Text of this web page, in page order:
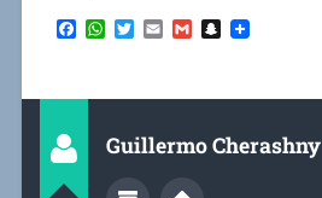
Facebook
WhatsApp
TwitterEmailGmailSnapchat
Guillermo Cherashny